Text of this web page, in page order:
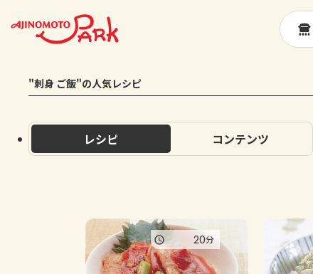
"刺身 ご飯"の人気レシピ
レシピ コンテンツ
20分